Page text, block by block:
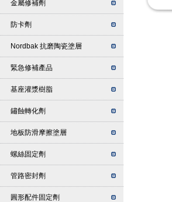
金屬修補劑
防卡劑
Nordbak 抗磨陶瓷塗層
緊急修補產品
基座灌漿樹脂
鏽蝕轉化劑
地板防滑摩擦塗層
螺絲固定劑
管路密封劑
圓形配件固定劑